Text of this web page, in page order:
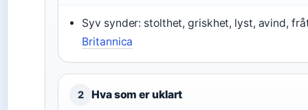
Syv synder: stolthet, griskhet, lyst, avind,
Britannica
2 Hva som er uklart